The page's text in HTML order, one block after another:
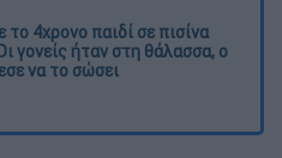
το 4χρονο παιδί σε πισίνα
γονείς ήταν στη θάλασσα, ο
να το σώσει